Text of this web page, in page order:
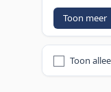
Toon meer
Toon